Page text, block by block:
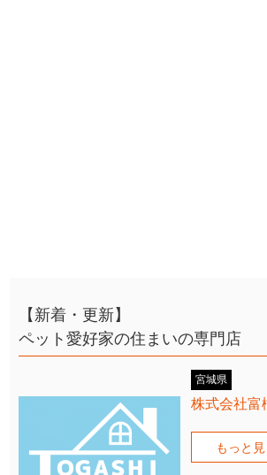
【新着・更新】
ペット愛好家の住まいの専門店
宮城県
株式会社富
もっと